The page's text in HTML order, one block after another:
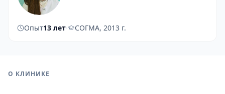
Опыт13 лет· СОГМА, 2013 г.
О КЛИНИКЕ